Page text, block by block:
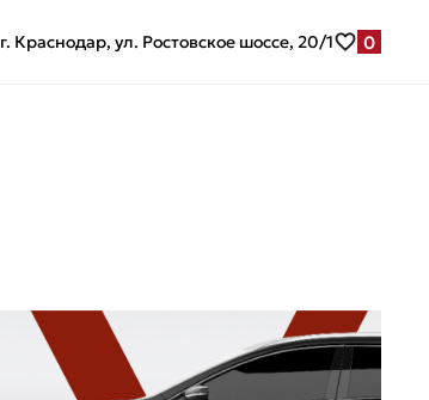
г. Краснодар, ул. Ростовское шоссе, 20/1 0